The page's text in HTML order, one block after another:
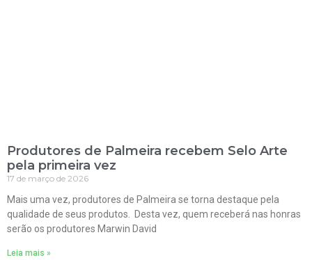
Produtores de Palmeira recebem Selo Arte
pela primeira vez
17 de março de 2026
Mais uma vez, produtores de Palmeira se torna destaque pela
qualidade de seus produtos. Desta vez, quem receberá nas honras
serão os produtores Marwin David
Leia mais »